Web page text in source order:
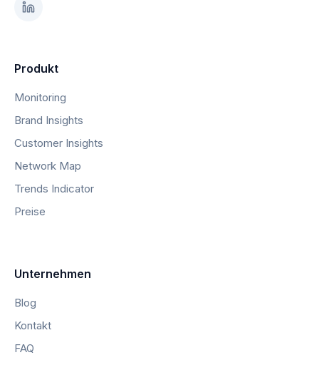
Produkt
Monitoring
Brand Insights
Customer Insights
Network Map
Trends Indicator
Preise
Unternehmen
Blog
Kontakt
FAQ